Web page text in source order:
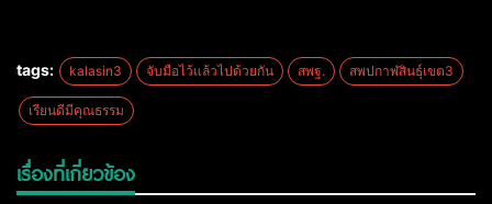
tags: kalasin3 จับมือไว้แล้วไปด้วยกัน สพฐ. สพปกาฬสินธุ์เขต3
เรียนดีมีคุณธรรม
เรื่องที่เกี่ยวข้อง